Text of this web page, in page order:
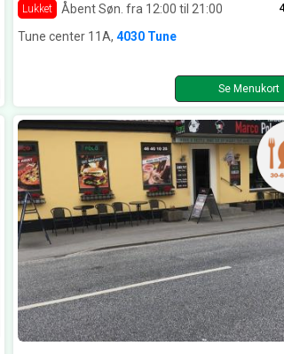
Lukket Åbent Søn. fra 12:00 til 21:00
Tune center 11A, 4030 Tune
Se Menukort